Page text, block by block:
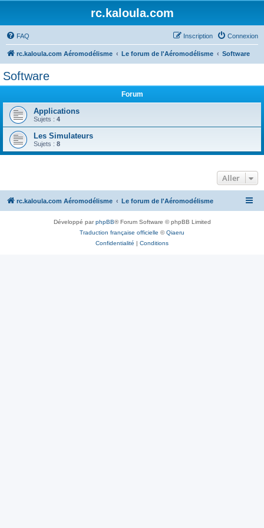
rc.kaloula.com
FAQ Connexion
Inscription
rc.kaloula.com Aéromodélisme Le forum de l'Aéromodélisme Software
Software
Forum
Applications
Sujets : 4
Les Simulateurs
Sujets : 8
Aller
rc.kaloula.com Aéromodélisme Le forum de l'Aéromodélisme
Développé parphpBB® Forum Software © phpBB Limited
Traduction française officielle ©Qiaeru
Confidentialité | Conditions